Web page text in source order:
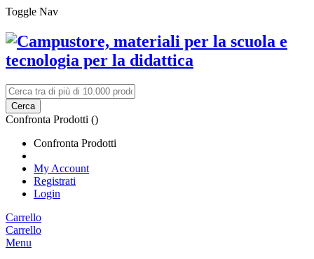
Toggle Nav
Cerca
Confronta Prodotti ()
Confronta Prodotti
My Account
Registrati
Login
Carrello
Carrello
Menu